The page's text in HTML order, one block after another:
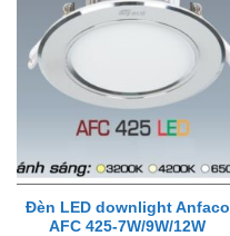
Đèn LED downlight Anfaco
AFC 425-7W/9W/12W